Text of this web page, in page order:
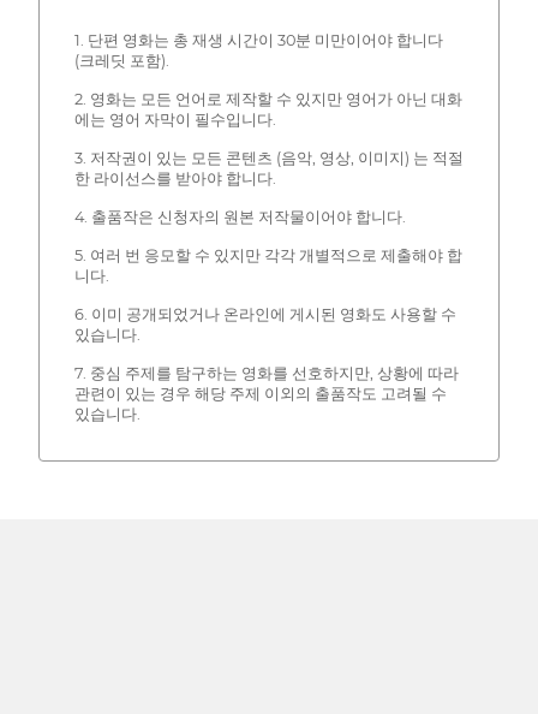
1. 단편 영화는 총 재생 시간이 30분 미만이어야 합니다
(크레딧 포함).
2. 영화는 모든 언어로 제작할 수 있지만 영어가 아닌 대화
에는 영어 자막이 필수입니다.
3. 저작권이 있는 모든 콘텐츠 (음악, 영상, 이미지) 는 적절
한 라이선스를 받아야 합니다.
4. 출품작은 신청자의 원본 저작물이어야 합니다.
5. 여러 번 응모할 수 있지만 각각 개별적으로 제출해야 합
니다.
6. 이미 공개되었거나 온라인에 게시된 영화도 사용할 수
있습니다.
7. 중심 주제를 탐구하는 영화를 선호하지만, 상황에 따라
관련이 있는 경우 해당 주제 이외의 출품작도 고려될 수
있습니다.